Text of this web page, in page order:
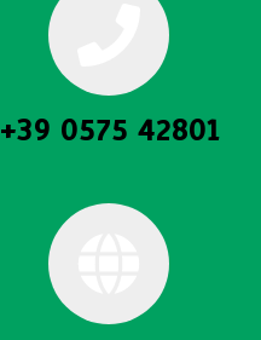
+39 0575 42801